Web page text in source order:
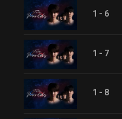
1 - 6
1 - 7
1 - 8